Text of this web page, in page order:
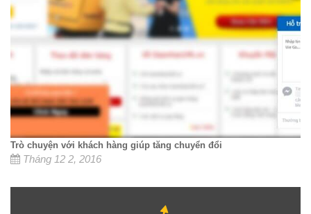
Trò chuyện với khách hàng giúp tăng chuyển đổi
Tháng 12 2, 2016